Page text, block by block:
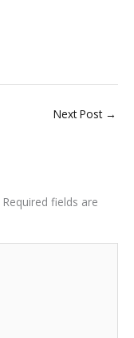
Next Post →
Required fields are